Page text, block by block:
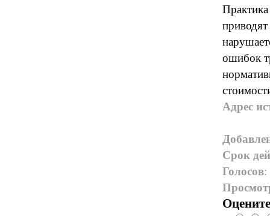
ошибок
Адрес
Срок
Голосов: